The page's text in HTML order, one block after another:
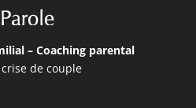
– Coaching parental
crise de couple